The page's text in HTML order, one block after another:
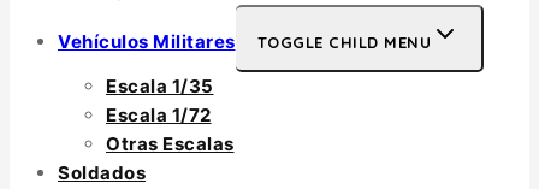
Vehículos Militares TOGGLE CHILD MENU
Escala 1/35
Escala 1/72
Otras Escalas
Soldados